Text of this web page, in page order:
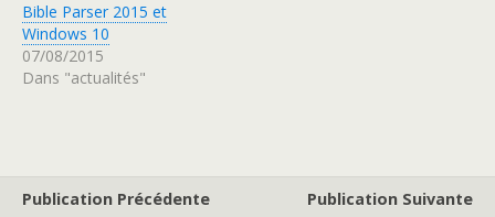
Bible Parser 2015 et
Windows 10
07/08/2015
Dans "actualités"
Publication Précédente
Publication Suivante